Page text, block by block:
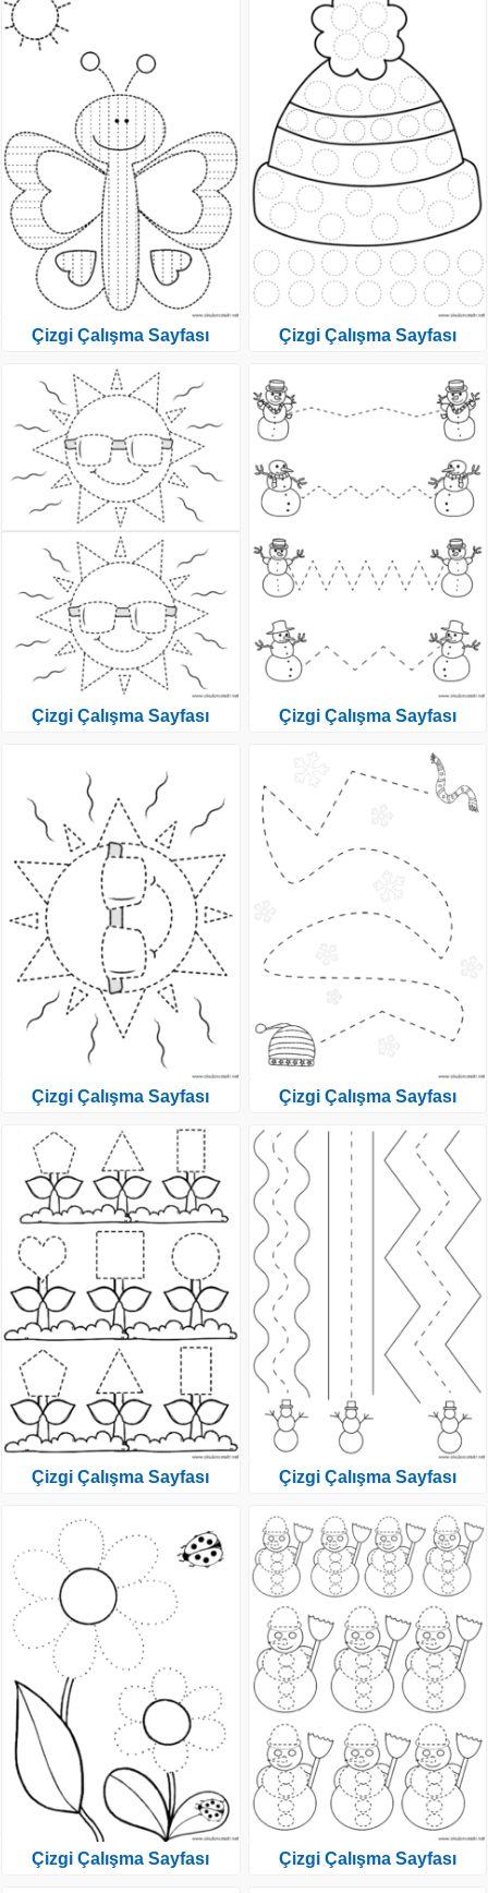
Çizgi Çalışma Sayfası
Çizgi Çalışma Sayfası
Çizgi Çalışma Sayfası
Çizgi Çalışma Sayfası
Çizgi Çalışma Sayfası
Çizgi Çalışma Sayfası
Çizgi Çalışma Sayfası
Çizgi Çalışma Sayfası
Çizgi Çalışma Sayfası
Çizgi Çalışma Sayfası